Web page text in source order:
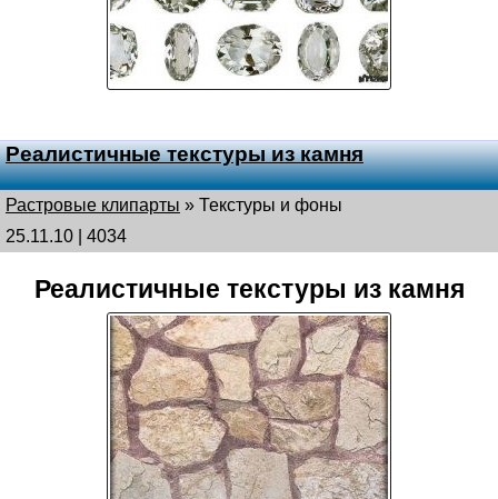
Реалистичные текстуры из камня
Растровые клипарты » Текстуры и фоны
25.11.10 | 4034
Реалистичные текстуры из камня